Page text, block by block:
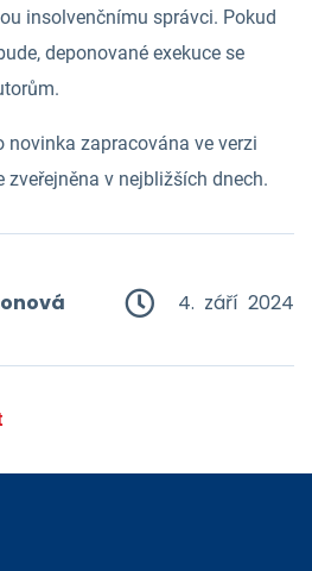
insolvenčnímu správci. Pokud
deponované exekuce se
novinka zapracována ve verzi
zveřejněna v nejbližších dnech.
4. září 2024